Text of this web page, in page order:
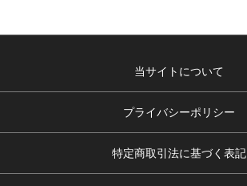
当サイトについて
プライバシーポリシー
特定商取引法に基づく表記